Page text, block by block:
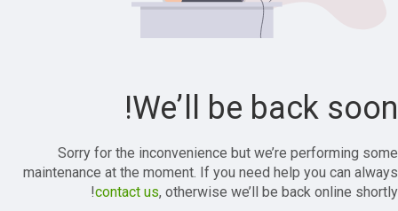
We’ll be back soon!
Sorry for the inconvenience but we’re performing some
maintenance at the moment. If you need help you can always
contact us, otherwise we’ll be back online shortly!